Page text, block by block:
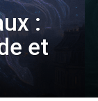
:
et